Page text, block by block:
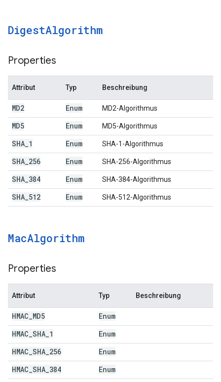
DigestAlgorithm
Properties
Attribut Typ Beschreibung
MD2 Enum MD2-Algorithmus
MD5 Enum MD5-Algorithmus
SHA 1 Enum SHA-1-Algorithmus
SHA 256 Enum SHA-256-Algorithmus
SHA 384 Enum SHA-384-Algorithmus
SHA 512 Enum SHA-512-Algorithmus
MacAlgorithm
Properties
Attribut Typ Beschreibung
HMAC MD5
Enum
HMAC SHA 1
Enum
HMAC SHA 256
Enum
HMAC SHA 384 Enum